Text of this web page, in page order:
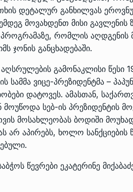
დეტალურ განხილვას
მოვახდენთ მისი
რომლის აღდგენის
ჯონის განცხადებაში.
გამონაკლისი წესი
სამმა ვიცე-პრეზიდენტმა –
დატოვეს. ამასთან,
მოუწოდა სებ-ის პრეზიდენტის
მოსახლეობას ბოდიში
არ აპირებს, ხოლო
წევრები ეკატერინე